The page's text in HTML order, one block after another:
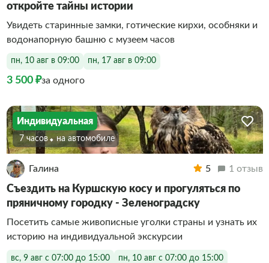
откройте тайны истории
Увидеть старинные замки, готические кирхи, особняки и
водонапорную башню с музеем часов
пн, 10 авг в 09:00 пн, 17 авг в 09:00
3 500 ₽за одного
Индивидуальная
7 часов На автомобиле
Галина 5 1 отзыв
Съездить на Куршскую косу и прогуляться по
пряничному городку - Зеленоградску
Посетить самые живописные уголки страны и узнать их
историю на индивидуальной экскурсии
вс, 9 авг с 07:00 до 15:00 пн, 10 авг с 07:00 до 15:00